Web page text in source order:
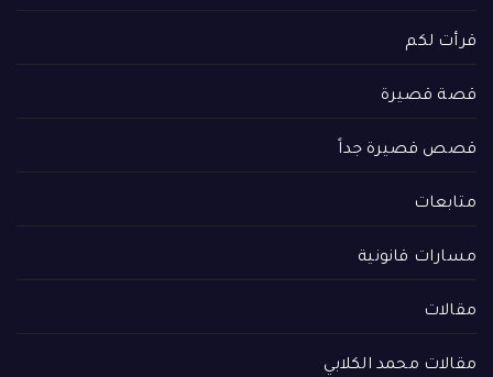
قرأت لكم
قصة قصيرة
قصص قصيرة جداً
متابعات
مسارات قانونية
مقالات
مقالات محمد الكلابي